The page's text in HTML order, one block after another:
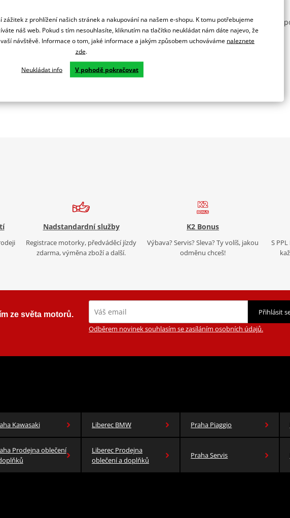
větší bezpečnost a odolnost při používání bočních tašek. Vyznačuje se především
Nadstandardní služby
Registrace motorky, předváděcí jízdy
zdarma, výměna zboží a další.
K2 Bonus
Výbava? Servis? Sleva? Ty volíš, jakou
odměnu chceš!
S
ze světa motorů.
Přihlásit
Odběrem novinek souhlasím se zasíláním osobních údajů.
Kawasaki Liberec BMW Praha Piaggio
Prodejna oblečení
Liberec Prodejna
oblečení a doplňků
Praha Servis
zážitek z prohlížení našich stránek a nakupování na našem e-shopu. K tomu potřebujeme
náš web. Pokud s tím nesouhlasíte, kliknutím na tlačítko neukládat nám dáte najevo, že
návštěvě. Informace o tom, jaké informace a jakým způsobem uchováváme naleznete
zde.
Neukládat info V pohodě pokračovat